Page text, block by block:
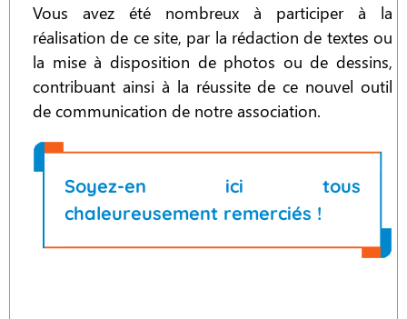
Vous avez été nombreux à participer à la
réalisation de ce site, par la rédaction de textes ou
la mise à disposition de photos ou de dessins,
contribuant ainsi à la réussite de ce nouvel outil
de communication de notre association.
Soyez-en ici tous
chaleureusement remerciés !